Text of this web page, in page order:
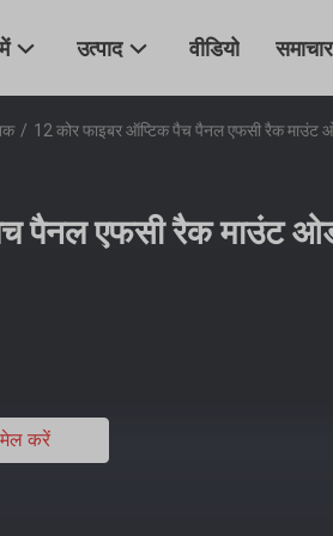
उत्पाद वीडियो समाचार
/ 12 कोर फाइबर ऑप्टिक पैच पैनल एफसी रैक
पैनल एफसी रैक माउंट
करें